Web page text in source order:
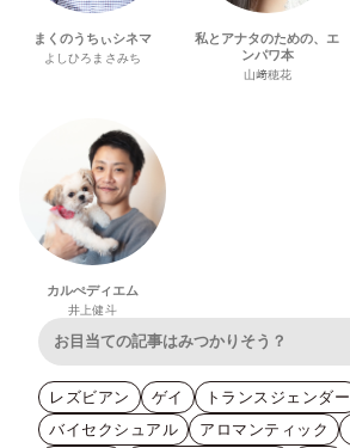
まくのうちぃシネマ
よしひろまさみち
私とアナタのための、エ
ンパワ本
山﨑穂花
カルぺディエム
井上健斗
レズビアン ゲイ
トランスジェンダー
バイセクシュアル
アロマンティック